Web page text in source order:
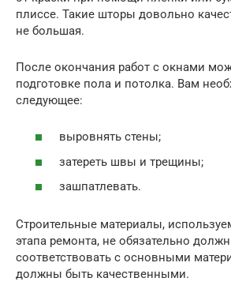
плиссе. Такие шторы довольно
не большая.
После окончания работ с окнами
подготовке пола и потолка. Вам
следующее:
выровнять стены;
затереть швы и трещины;
зашпатлевать.
Строительные материалы,
этапа ремонта, не обязательно
соответствовать с основными
должны быть качественными.